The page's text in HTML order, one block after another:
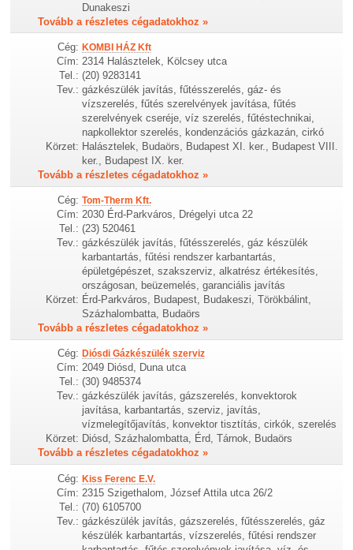
Dunakeszi
Tovább a részletes cégadatokhoz »
Cég: KOMBI HÁZ Kft
Cím: 2314 Halásztelek, Kölcsey utca
Tel.: (20) 9283141
Tev.: gázkészülék javítás, fűtésszerelés, gáz- és
vízszerelés, fűtés szerelvények javítása, fűtés
szerelvények cseréje, víz szerelés, fűtéstechnikai,
napkollektor szerelés, kondenzációs gázkazán, cirkó
Körzet: Halásztelek, Budaörs, Budapest XI. ker., Budapest VIII.
ker., Budapest IX. ker.
Tovább a részletes cégadatokhoz »
Cég: Tom-Therm Kft.
Cím: 2030 Érd-Parkváros, Drégelyi utca 22
Tel.: (23) 520461
Tev.: gázkészülék javítás, fűtésszerelés, gáz készülék
karbantartás, fűtési rendszer karbantartás,
épületgépészet, szakszerviz, alkatrész értékesítés,
országosan, beüzemelés, garanciális javítás
Körzet: Érd-Parkváros, Budapest, Budakeszi, Törökbálint,
Százhalombatta, Budaörs
Tovább a részletes cégadatokhoz »
Cég: Diósdi Gázkészülék szerviz
Cím: 2049 Diósd, Duna utca
Tel.: (30) 9485374
Tev.: gázkészülék javítás, gázszerelés, konvektorok
javítása, karbantartás, szerviz, javítás,
vízmelegítőjavítás, konvektor tisztítás, cirkók, szerelés
Körzet: Diósd, Százhalombatta, Érd, Tárnok, Budaörs
Tovább a részletes cégadatokhoz »
Cég: Kiss Ferenc E.V.
Cím: 2315 Szigethalom, József Attila utca 26/2
Tel.: (70) 6105700
Tev.: gázkészülék javítás, gázszerelés, fűtésszerelés, gáz
készülék karbantartás, vízszerelés, fűtési rendszer